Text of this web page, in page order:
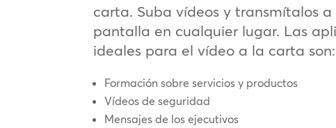
carta. Suba vídeos y transmítalos
pantalla en cualquier lugar. Las
ideales para el vídeo a la carta son:
Formación sobre servicios y productos
Vídeos de seguridad
Mensajes de los ejecutivos